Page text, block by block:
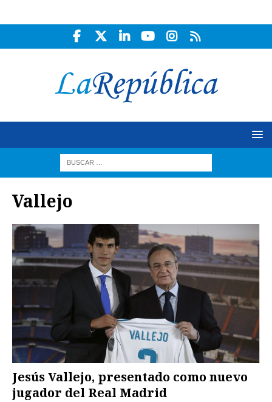
Vallejo
Jesús Vallejo, presentado como nuevo
jugador del Real Madrid